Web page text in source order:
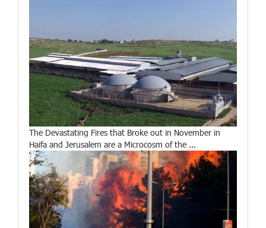
The Devastating Fires that Broke out in November in
Haifa and Jerusalem are a Microcosm of the ...